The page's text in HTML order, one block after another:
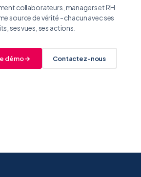
collaborateurs, managers et RH
source de vérité - chacun avec ses
ses vues, ses actions.
démo → Contactez-nous